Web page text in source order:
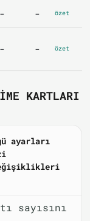
- - özet
- - özet
KARTLARI
ayarları
sayısını